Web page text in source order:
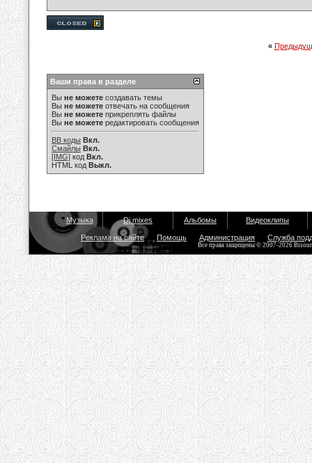
«
Ваши права в разделе
Вы не можете создавать темы
Вы не можете отвечать на сообщения
Вы не можете прикреплять файлы
Вы не можете редактировать сообщения
BB коды Вкл.
Смайлы Вкл.
[IMG] код Вкл.
HTML код Выкл.
Музыка Dj mixes Альбомы Видеоклипы
Реклама на сайте Помощь Администрация Служба
Все права защищены © 2007-2026